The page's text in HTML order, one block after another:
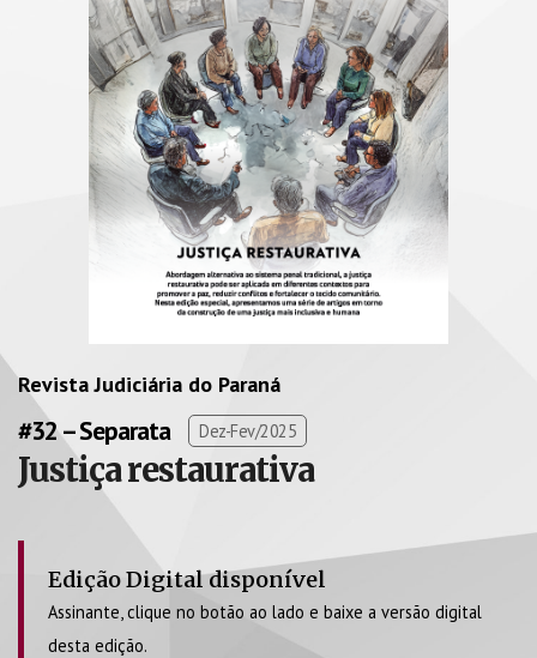
Revista Judiciária do Paraná
#32 – Separata Dez-Fev/2025
Justiça restaurativa
Edição Digital disponível
Assinante, clique no botão ao lado e baixe a versão digital
desta edição.